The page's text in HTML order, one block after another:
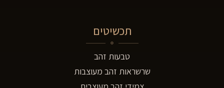
תכשיטים
טבעות זהב
שרשראות זהב מעוצבות